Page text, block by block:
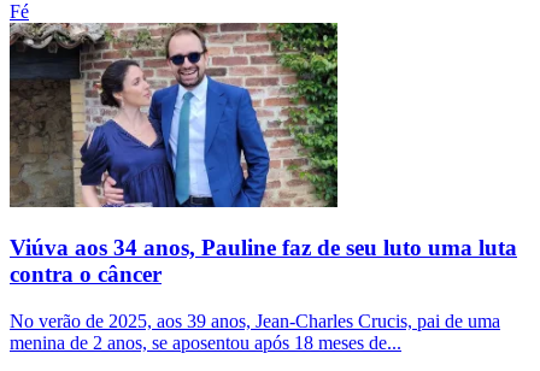
Fé
Viúva aos 34 anos, Pauline faz de seu luto uma luta
contra o câncer
No verão de 2025, aos 39 anos, Jean-Charles Crucis, pai de uma
menina de 2 anos, se aposentou após 18 meses de...